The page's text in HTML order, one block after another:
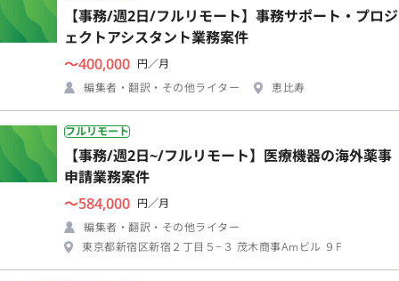
【事務/週2日/フルリモート】事務サポート・プロジ
ェクトアシスタント業務案件
〜400,000 円／月
編集者・翻訳・その他ライター
恵比寿
フルリモート
【事務/週2日~/フルリモート】医療機器の海外薬事
申請業務案件
〜584,000 円／月
編集者・翻訳・その他ライター
東京都新宿区新宿２丁目５−３ 茂木商事Amビル ９F